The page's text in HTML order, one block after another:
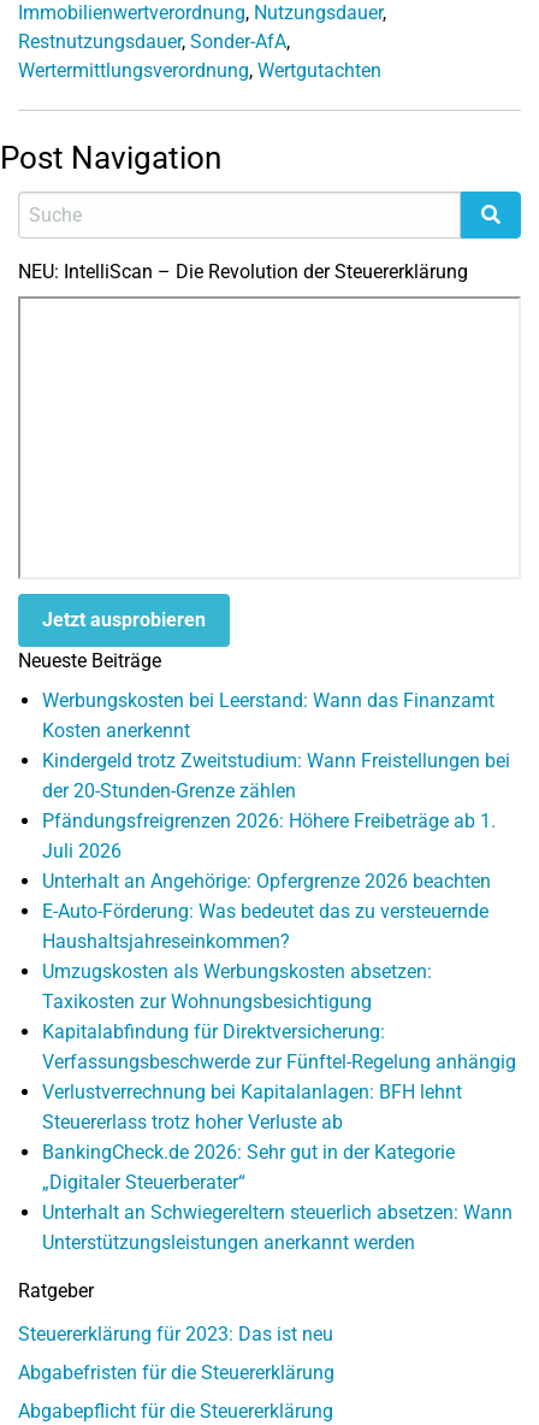
Immobilienwertverordnung, Nutzungsdauer,
Restnutzungsdauer, Sonder-AfA,
Wertermittlungsverordnung, Wertgutachten
Post Navigation
NEU: IntelliScan – Die Revolution der Steuererklärung
Jetzt ausprobieren
Neueste Beiträge
Werbungskosten bei Leerstand: Wann das Finanzamt
Kosten anerkennt
Kindergeld trotz Zweitstudium: Wann Freistellungen bei
der 20-Stunden-Grenze zählen
Pfändungsfreigrenzen 2026: Höhere Freibeträge ab 1.
Juli 2026
Unterhalt an Angehörige: Opfergrenze 2026 beachten
E-Auto-Förderung: Was bedeutet das zu versteuernde
Haushaltsjahreseinkommen?
Umzugskosten als Werbungskosten absetzen:
Taxikosten zur Wohnungsbesichtigung
Kapitalabfindung für Direktversicherung:
Verfassungsbeschwerde zur Fünftel-Regelung anhängig
Verlustverrechnung bei Kapitalanlagen: BFH lehnt
Steuererlass trotz hoher Verluste ab
BankingCheck.de 2026: Sehr gut in der Kategorie
„Digitaler Steuerberater“
Unterhalt an Schwiegereltern steuerlich absetzen: Wann
Unterstützungsleistungen anerkannt werden
Ratgeber
Steuererklärung für 2023: Das ist neu
Abgabefristen für die Steuererklärung
Abgabepflicht für die Steuererklärung